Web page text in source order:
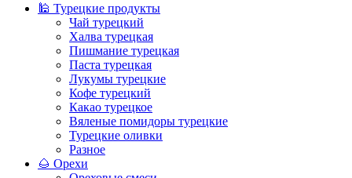
🕌 Турецкие продукты
Чай турецкий
Халва турецкая
Пишмание турецкая
Паста турецкая
Лукумы турецкие
Кофе турецкий
Какао турецкое
Вяленые помидоры турецкие
Турецкие оливки
Разное
🌰 Орехи